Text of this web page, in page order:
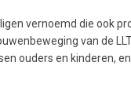
vernoemd die ook
van de
ouders en kinderen,